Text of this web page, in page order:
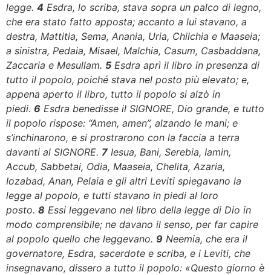
legge. 4 Esdra, lo scriba, stava sopra un palco di legno,
che era stato fatto apposta; accanto a lui stavano, a
destra, Mattitia, Sema, Anania, Uria, Chilchia e Maaseia;
a sinistra, Pedaia, Misael, Malchia, Casum, Casbaddana,
Zaccaria e Mesullam. 5 Esdra aprì il libro in presenza di
tutto il popolo, poiché stava nel posto più elevato; e,
appena aperto il libro, tutto il popolo si alzò in
piedi. 6 Esdra benedisse il SIGNORE, Dio grande, e tutto
il popolo rispose: “Amen, amen”, alzando le mani; e
s’inchinarono, e si prostrarono con la faccia a terra
davanti al SIGNORE. 7 Iesua, Bani, Serebia, Iamin,
Accub, Sabbetai, Odia, Maaseia, Chelita, Azaria,
Iozabad, Anan, Pelaia e gli altri Leviti spiegavano la
legge al popolo, e tutti stavano in piedi al loro
posto. 8 Essi leggevano nel libro della legge di Dio in
modo comprensibile; ne davano il senso, per far capire
al popolo quello che leggevano. 9 Neemia, che era il
governatore, Esdra, sacerdote e scriba, e i Leviti, che
insegnavano, dissero a tutto il popolo: «Questo giorno è